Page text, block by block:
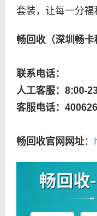
套装，让每一分福
畅回收（深圳畅卡
联系电话：
人工客服：8:00-
客服电话：
畅回收官网网址：